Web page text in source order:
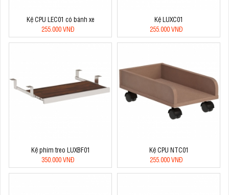
Kệ CPU LEC01 có bánh xe
255.000 VNĐ
Kệ LUXC01
255.000 VNĐ
Kệ phím treo LUXBF01
350.000 VNĐ
Kệ CPU NTC01
255.000 VNĐ